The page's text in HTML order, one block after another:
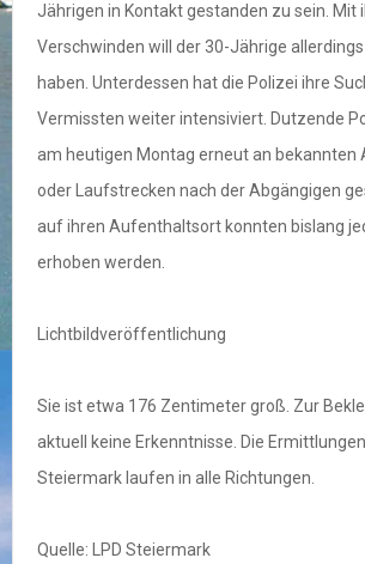
Jährigen in Kontakt gestanden zu sein. Mit
Verschwinden will der 30-Jährige
haben. Unterdessen hat die Polizei ihre
Vermissten weiter intensiviert. Dutzende
am heutigen Montag erneut an
oder Laufstrecken nach der Abgängigen
auf ihren Aufenthaltsort konnten bislang
erhoben werden.
Lichtbildveröffentlichung
Sie ist etwa 176 Zentimeter groß. Zur
aktuell keine Erkenntnisse. Die
Steiermark laufen in alle Richtungen.
Quelle: LPD Steiermark